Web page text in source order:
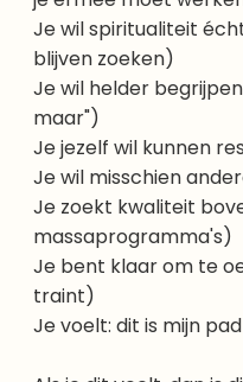
Je wil spiritualiteit
blijven zoeken)
Je wil helder
maar")
Je jezelf wil kunnen
Je wil misschien
Je zoekt kwaliteit
massaprogramma's)
Je bent klaar om te
traint)
Je voelt: dit is mijn pad